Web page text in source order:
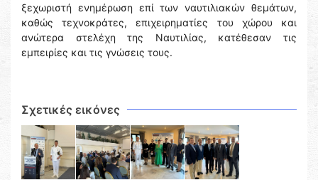
ξεχωριστή ενημέρωση επί των ναυτιλιακών θεμάτων,
καθώς τεχνοκράτες, επιχειρηματίες του χώρου και
ανώτερα στελέχη της Ναυτιλίας, κατέθεσαν τις
εμπειρίες και τις γνώσεις τους.
Σχετικές εικόνες